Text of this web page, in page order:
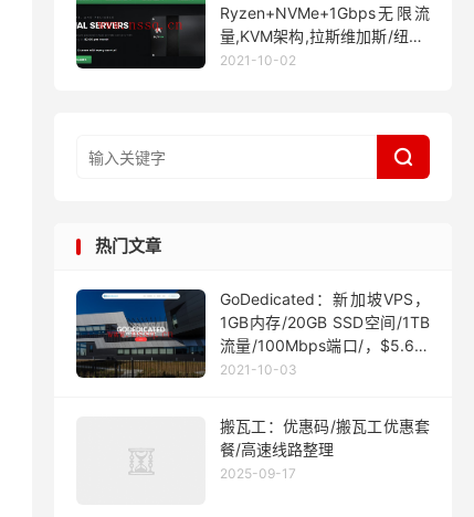
Ryzen+NVMe+1Gbps无限流
量,KVM架构,拉斯维加斯/纽约/
迈阿密
2021-10-02

热门文章
GoDedicated：新加坡VPS，
1GB内存/20GB SSD空间/1TB
流量/100Mbps端口/，$5.63/
月起
2021-10-03
搬瓦工：优惠码/搬瓦工优惠套
餐/高速线路整理
2025-09-17